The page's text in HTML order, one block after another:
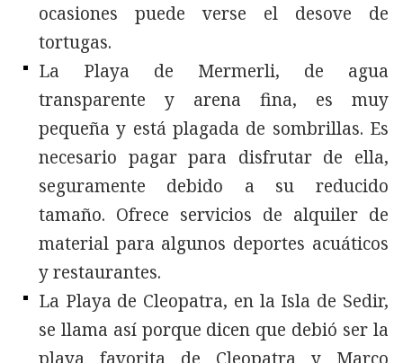
ocasiones puede verse el desove de
tortugas.
La Playa de Mermerli, de agua
transparente y arena fina, es muy
pequeña y está plagada de sombrillas. Es
necesario pagar para disfrutar de ella,
seguramente debido a su reducido
tamaño. Ofrece servicios de alquiler de
material para algunos deportes acuáticos
y restaurantes.
La Playa de Cleopatra, en la Isla de Sedir,
se llama así porque dicen que debió ser la
playa favorita de Cleopatra y Marco